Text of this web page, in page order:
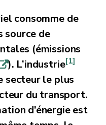
consomme de
source de
(émissions
). L’industrie[1]
secteur le plus
du transport.
d’énergie est